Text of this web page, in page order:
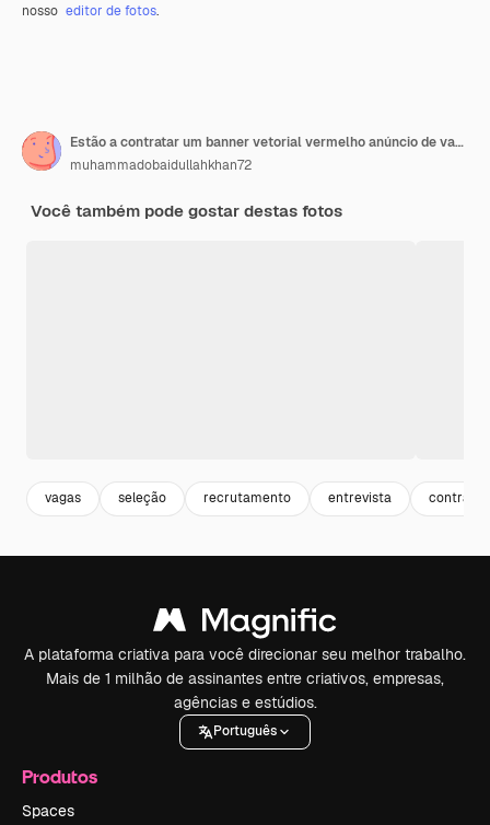
nosso editor de fotos.
Estão a contratar um banner vetorial vermelho anúncio de vaga de empregado com uma lupa em azul
muhammadobaidullahkhan72
Você também pode gostar destas fotos
vagas seleção recrutamento entrevista
A plataforma criativa para você direcionar seu melhor trabalho.
Mais de 1 milhão de assinantes entre criativos, empresas,
agências e estúdios.
Português
Produtos
Spaces